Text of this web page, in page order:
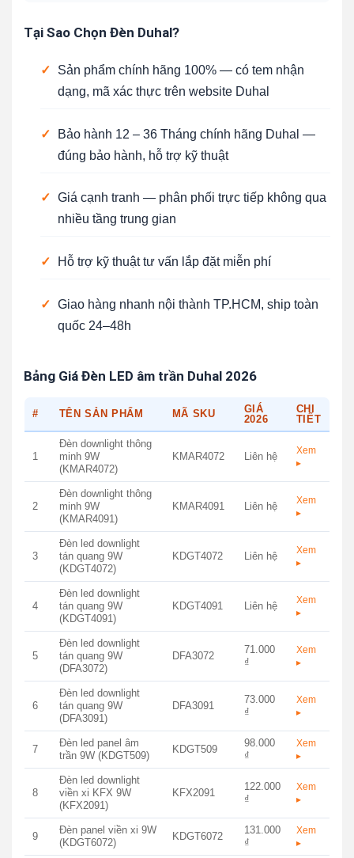
Tại Sao Chọn Đèn Duhal?
✓
Sản phẩm chính hãng 100% — có tem nhận
dạng, mã xác thực trên website Duhal
✓
Bảo hành 12 – 36 Tháng chính hãng Duhal —
đúng bảo hành, hỗ trợ kỹ thuật
✓ Giá cạnh tranh — phân phối trực tiếp không qua
nhiều tầng trung gian
✓ Hỗ trợ kỹ thuật tư vấn lắp đặt miễn phí
✓ Giao hàng nhanh nội thành TP.HCM, ship toàn
quốc 24–48h
Bảng Giá Đèn LED âm trần Duhal 2026
# TÊN SẢN PHẨM MÃ SKU
GIÁ
2026
CHI
TIẾT
1
Đèn downlight thông
minh 9W
(KMAR4072)
KMAR4072 Liên hệ
Xem
▸
2
Đèn downlight thông
minh 9W
(KMAR4091)
KMAR4091 Liên hệ
Xem
▸
3
Đèn led downlight
tán quang 9W
(KDGT4072)
KDGT4072 Liên hệ
Xem
▸
4
Đèn led downlight
tán quang 9W
(KDGT4091)
KDGT4091 Liên hệ
Xem
▸
5
Đèn led downlight
tán quang 9W
(DFA3072)
DFA3072
71.000
₫
Xem
▸
6
Đèn led downlight
tán quang 9W
(DFA3091)
DFA3091
73.000
₫
Xem
▸
7
Đèn led panel âm
trần 9W (KDGT509)
KDGT509
98.000
₫
Xem
▸
8
Đèn led downlight
viền xi KFX 9W
(KFX2091)
KFX2091
122.000
₫
Xem
▸
9
Đèn panel viền xi 9W
(KDGT6072)
KDGT6072
131.000
₫
Xem
▸